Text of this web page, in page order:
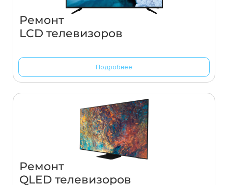
Ремонт
LCD телевизоров
Подробнее
Ремонт
QLED телевизоров